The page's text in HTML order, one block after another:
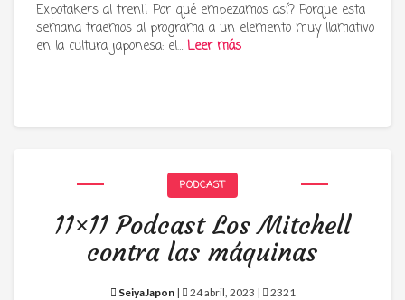
Expotakers al tren!! Por qué empezamos así? Porque esta
semana traemos al programa a un elemento muy llamativo
en la cultura japonesa: el… Leer más
PODCAST
11×11 Podcast Los Mitchell
contra las máquinas
SeiyaJapon| 24 abril, 2023 | 2321